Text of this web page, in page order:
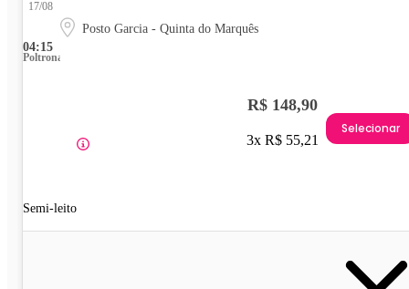
04:15
17/08
Posto Garcia - Quinta do Marquês
Poltrona
Semi-leito
R$ 148,90
3x R$ 55,21
Selecionar